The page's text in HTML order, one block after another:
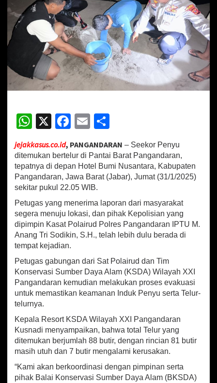
t
e
l
u
r
d
i
P
n
i
P
n
g
a
n
d
a
r
a
n
,
P
o
a
i
r
u
a
n
B
K
D
A
W
h
at
sA
p
p
X
Fa
b
o
o
k
E
ai
l
ar
e
jejakkasus.co.id, PANGANDARAN – Seekor Penyu
ditemukan bertelur di Pantai Barat Pangandaran,
tepatnya di depan Hotel Bumi Nusantara, Kabupaten
Pangandaran, Jawa Barat (Jabar), Jumat (31/1/2025)
sekitar pukul 22.05 WIB.
Petugas yang menerima laporan dari masyarakat
segera menuju lokasi, dan pihak Kepolisian yang
dipimpin Kasat Polairud Polres Pangandaran IPTU M.
Anang Tri Sodikin, S.H., telah lebih dulu berada di
tempat kejadian.
Petugas gabungan dari Sat Polairud dan Tim
Konservasi Sumber Daya Alam (KSDA) Wilayah XXI
Pangandaran kemudian melakukan proses evakuasi
untuk memastikan keamanan Induk Penyu serta Telur-
telurnya.
Kepala Resort KSDA Wilayah XXI Pangandaran
Kusnadi menyampaikan, bahwa total Telur yang
ditemukan berjumlah 88 butir, dengan rincian 81 butir
masih utuh dan 7 butir mengalami kerusakan.
“Kami akan berkoordinasi dengan pimpinan serta
pihak Balai Konservasi Sumber Daya Alam (BKSDA)